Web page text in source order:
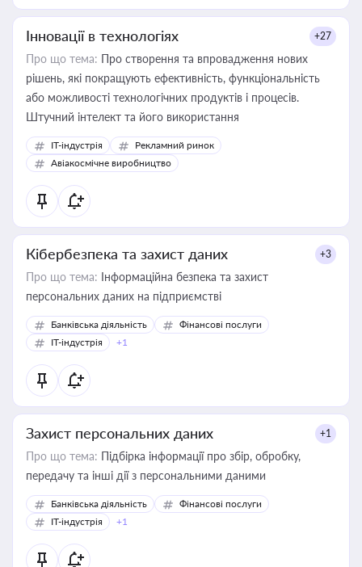
Інновації в технологіях +27
Про що тема: Про створення та впровадження нових
рішень, які покращують ефективність, функціональність
або можливості технологічних продуктів і процесів.
Штучний інтелект та його використання
IT-індустрія
Рекламний ринок
Авіакосмічне виробництво
Кібербезпека та захист даних +3
Про що тема: Інформаційна безпека та захист
персональних даних на підприємстві
Банківська діяльність
Фінансові послуги
IT-індустрія
+1
Захист персональних даних +1
Про що тема: Підбірка інформації про збір, обробку,
передачу та інші дії з персональними даними
Банківська діяльність
Фінансові послуги
IT-індустрія
+1